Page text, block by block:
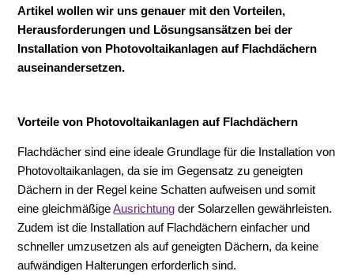
Artikel wollen wir uns genauer mit den Vorteilen,
Herausforderungen und Lösungsansätzen bei der
Installation von Photovoltaikanlagen auf Flachdächern
auseinandersetzen.
Vorteile von Photovoltaikanlagen auf Flachdächern
Flachdächer sind eine ideale Grundlage für die Installation von
Photovoltaikanlagen, da sie im Gegensatz zu geneigten
Dächern in der Regel keine Schatten aufweisen und somit
eine gleichmäßigeAusrichtung der Solarzellen gewährleisten.
Zudem ist die Installation auf Flachdächern einfacher und
schneller umzusetzen als auf geneigten Dächern, da keine
aufwändigen Halterungen erforderlich sind.